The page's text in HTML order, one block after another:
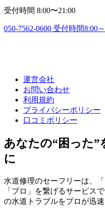
受付時間 8:00〜21:00
050-7562-0600 受付時間8:00
運営会社
お問い合わせ
利用規約
プライバシーポリシー
口コミポリシー
あなたの“困った”
に
水道修理のセーフリーは、
「プロ」を繋げるサービス
の水道トラブルをプロが迅